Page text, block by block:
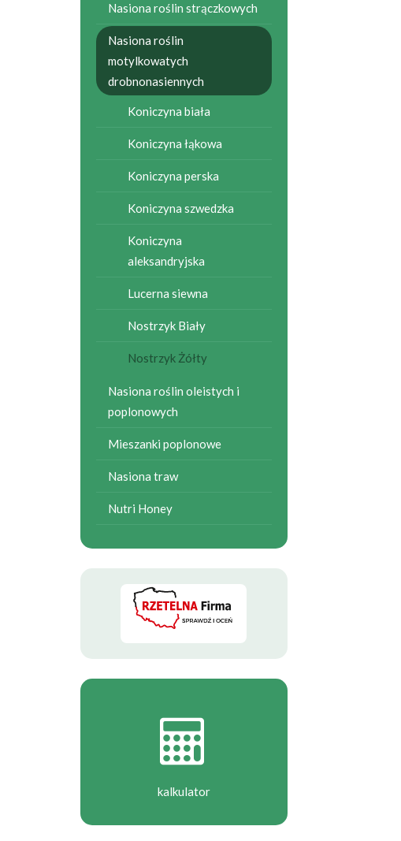
Nasiona roślin strączkowych
Nasiona roślin
motylkowatych
drobnonasiennych
Koniczyna biała
Koniczyna łąkowa
Koniczyna perska
Koniczyna szwedzka
Koniczyna
aleksandryjska
Lucerna siewna
Nostrzyk Biały
Nostrzyk Żółty
Nasiona roślin oleistych i
poplonowych
Mieszanki poplonowe
Nasiona traw
Nutri Honey
kalkulator